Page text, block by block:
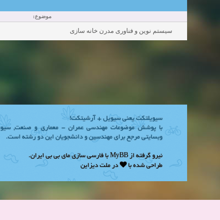
موضوع:
سیستم نوین و فناوری مدرن خانه سازی
سیویلتکت یعنی سیویل + آرشیتکت!
با پوشش موضوعات مهندسی عمران - معماری و صنعت,
وبسایتی مرجع برای مهندسین و دانشجویان این دو رشته است.
نیرو گرفته ازMyBB با فارسی سازیمای بی بی ایران.
طراحی شده با
درملت دیزاین